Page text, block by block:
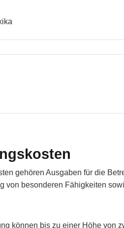
gehören Ausgaben für die
von besonderen Fähigkeiten
können bis zu einer Höhe von